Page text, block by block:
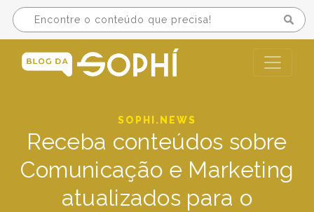
SOPHI.NEWS
Receba conteúdos sobre
Comunicação e Marketing
atualizados para o